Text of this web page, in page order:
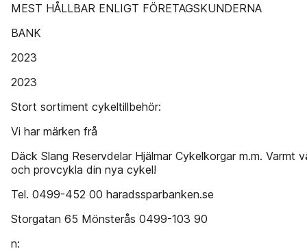
MEST HÅLLBAR ENLIGT FÖRETAGSKUNDERNA
BANK
2023
2023
Stort sortiment cykeltillbehör:
Vi har märken frå
Däck Slang Reservdelar Hjälmar Cykelkorgar m.m. Varmt
och provcykla din nya cykel!
Tel. 0499-452 00 haradssparbanken.se
Storgatan 65 Mönsterås 0499-103 90
n: